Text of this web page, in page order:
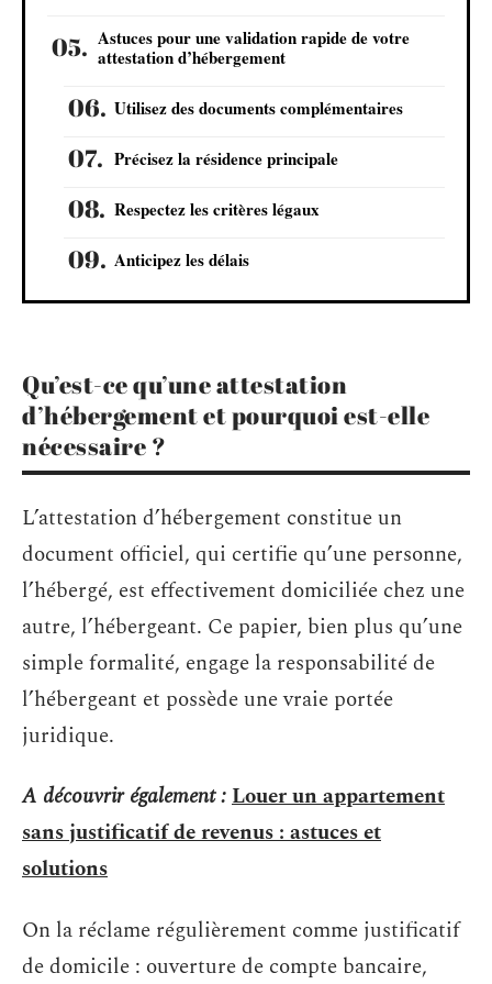
Astuces pour une validation rapide de votre
attestation d’hébergement
Utilisez des documents complémentaires
Précisez la résidence principale
Respectez les critères légaux
Anticipez les délais
Qu’est-ce qu’une attestation
d’hébergement et pourquoi est-elle
nécessaire ?
L’attestation d’hébergement constitue un
document officiel, qui certifie qu’une personne,
l’hébergé, est effectivement domiciliée chez une
autre, l’hébergeant. Ce papier, bien plus qu’une
simple formalité, engage la responsabilité de
l’hébergeant et possède une vraie portée
juridique.
A découvrir également :Louer un appartement
sans justificatif de revenus : astuces et
solutions
On la réclame régulièrement comme justificatif
de domicile : ouverture de compte bancaire,